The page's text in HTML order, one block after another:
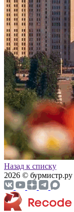
Назад к списку
2026 © бурмистр.ру